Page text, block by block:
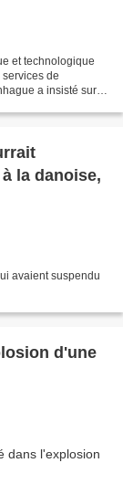
et technologique
de
a insisté sur le
la danoise,
avaient suspendu
d'une